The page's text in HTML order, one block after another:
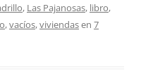
, Las Pajanosas, libro,
,vacíos,viviendasen 7